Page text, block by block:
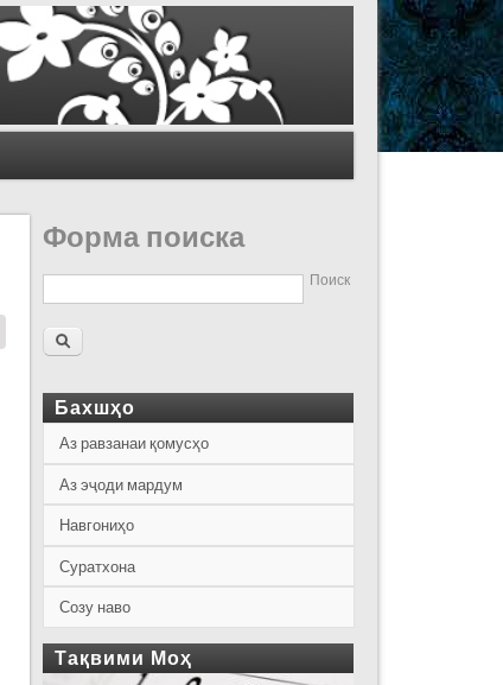
Форма поиска
Поиск
Бахшҳо
Аз равзанаи қомусҳо
Аз эҷоди мардум
Навгониҳо
Суратхона
Созу наво
Тақвими Моҳ